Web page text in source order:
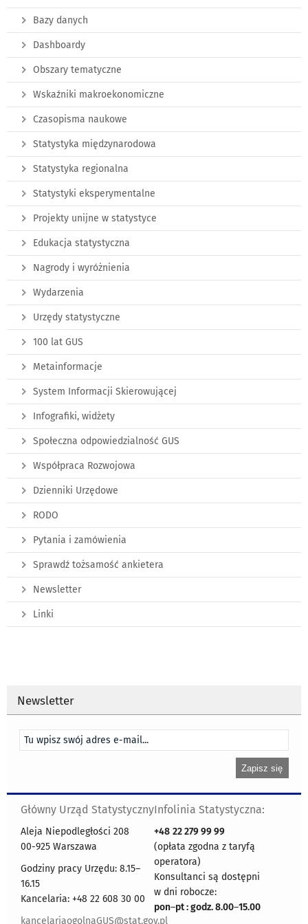
Bazy danych
Dashboardy
Obszary tematyczne
Wskaźniki makroekonomiczne
Czasopisma naukowe
Statystyka międzynarodowa
Statystyka regionalna
Statystyki eksperymentalne
Projekty unijne w statystyce
Edukacja statystyczna
Nagrody i wyróżnienia
Wydarzenia
Urzędy statystyczne
100 lat GUS
Metainformacje
System Informacji Skierowującej
Infografiki, widżety
Społeczna odpowiedzialność GUS
Współpraca Rozwojowa
Dzienniki Urzędowe
RODO
Pytania i zamówienia
Sprawdź tożsamość ankietera
Newsletter
Linki
Newsletter
Główny Urząd Statystyczny
Aleja Niepodległości 208
00-925 Warszawa
Godziny pracy Urzędu: 8.15–
16.15
Kancelaria: +48 22 608 30 00
kancelariaogolnaGUS@stat.gov.pl
Infolinia Statystyczna:
+48 22 279 99 99
(opłata zgodna z taryfą
operatora)
Konsultanci są dostępni
w dni robocze:
pon–pt : godz. 8.00–15.00